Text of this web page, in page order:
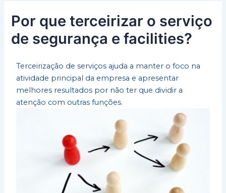
Por que terceirizar o serviço
de segurança e facilities?
Terceirização de serviços ajuda a manter o foco na
atividade principal da empresa e apresentar
melhores resultados por não ter que dividir a
atenção com outras funções.